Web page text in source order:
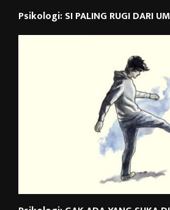
Psikologi: SI PALING RUGI DARI